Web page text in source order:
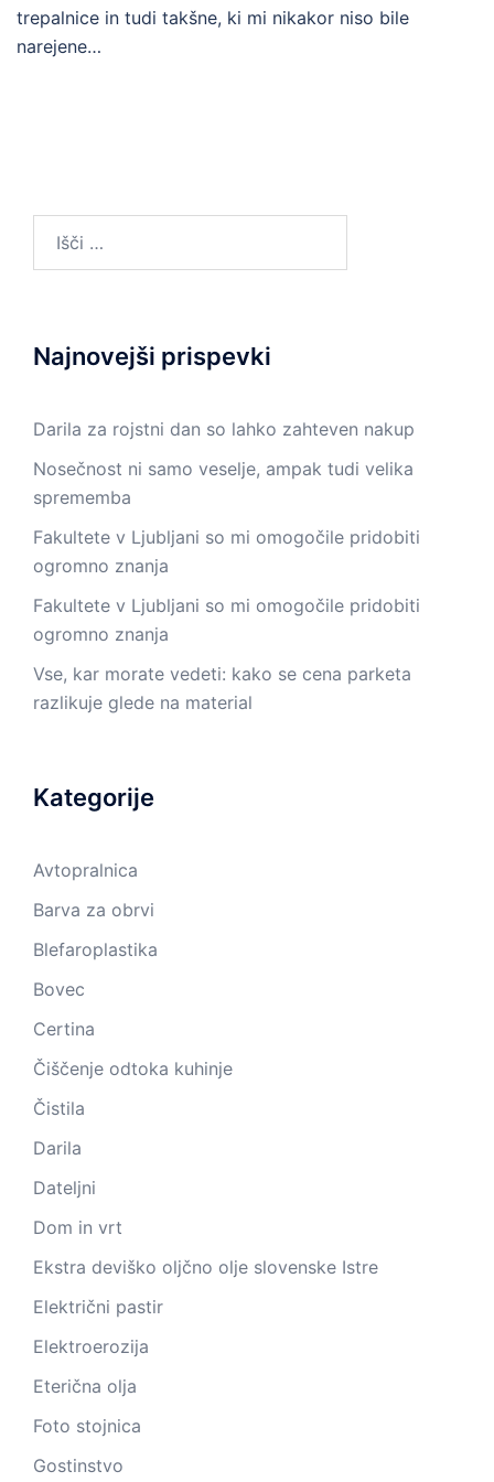
trepalnice in tudi takšne, ki mi nikakor niso bile
narejene…
Najnovejši prispevki
Darila za rojstni dan so lahko zahteven nakup
Nosečnost ni samo veselje, ampak tudi velika
sprememba
Fakultete v Ljubljani so mi omogočile pridobiti
ogromno znanja
Fakultete v Ljubljani so mi omogočile pridobiti
ogromno znanja
Vse, kar morate vedeti: kako se cena parketa
razlikuje glede na material
Kategorije
Avtopralnica
Barva za obrvi
Blefaroplastika
Bovec
Certina
Čiščenje odtoka kuhinje
Čistila
Darila
Dateljni
Dom in vrt
Ekstra deviško oljčno olje slovenske Istre
Električni pastir
Elektroerozija
Eterična olja
Foto stojnica
Gostinstvo